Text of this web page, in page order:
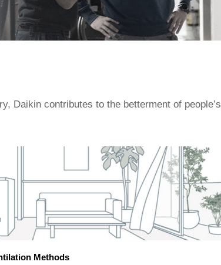
Daikin contributes to the betterment of people’s
Methods